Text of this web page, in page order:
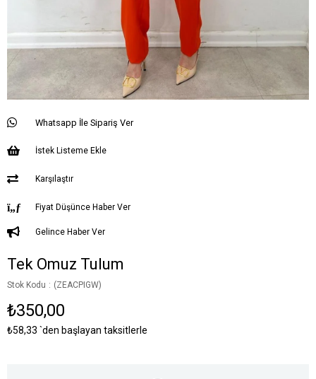
Whatsapp İle Sipariş Ver
İstek Listeme Ekle
Karşılaştır
Fiyat Düşünce Haber Ver
Gelince Haber Ver
Tek Omuz Tulum
Stok Kodu (ZEACPIGW)
₺350,00
₺58,33 `den başlayan taksitlerle